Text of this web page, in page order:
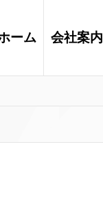
ーム 会社案内